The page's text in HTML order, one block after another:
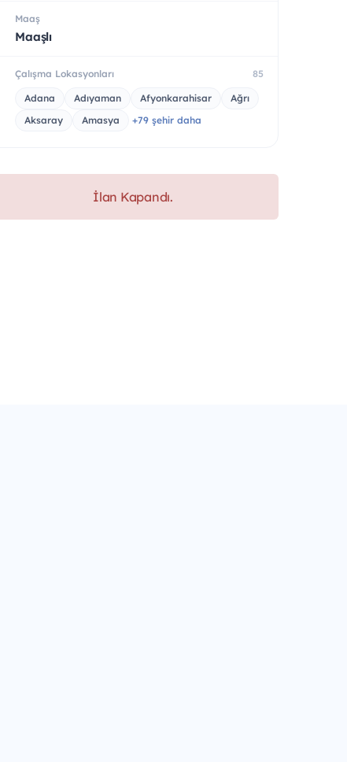
Maaş
Maaşlı
Çalışma Lokasyonları 85
Adana Adıyaman Afyonkarahisar
Ağrı
Aksaray
Amasya +79 şehir daha
İlan Kapandı.